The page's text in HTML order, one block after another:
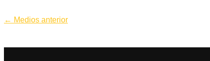
Navegación
← Medios anterior